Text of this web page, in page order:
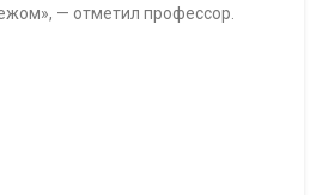
— отметил профессор.